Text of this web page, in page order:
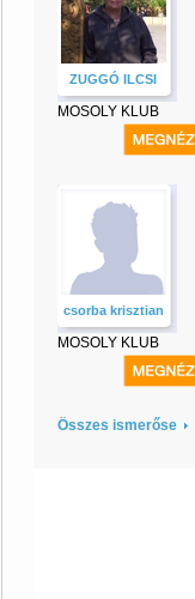
ZUGGÓ ILCSI
MOSOLY KLUB
csorba krisztian
MOSOLY KLUB
Összes ismerőse